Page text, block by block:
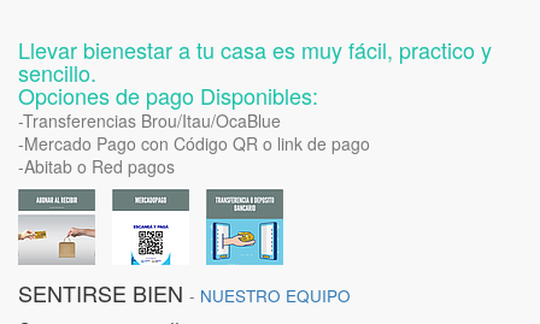
Llevar bienestar a tu casa es muy fácil, practico y
sencillo.
Opciones de pago Disponibles:
-Transferencias Brou/Itau/OcaBlue
-Mercado Pago con Código QR o link de pago
-Abitab o Red pagos
SENTIRSE BIEN - NUESTRO EQUIPO